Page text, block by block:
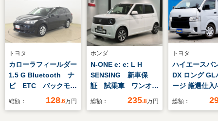
トヨタ
カローラフィールダー
1.5 G Bluetooth ナ
ビ ETC バックモニ
ター ワンオーナー
総額： 128.6万円
ホンダ
N-ONE e: e: L H
SENSING 新車保
証 試乗車 ワンオ-
ナ- 純正ナビ TV
総額： 235.8万円
トヨタ
ハイエースバ
DX ロング GL
ージ 厳選仕入
キット/6人乗
総額：